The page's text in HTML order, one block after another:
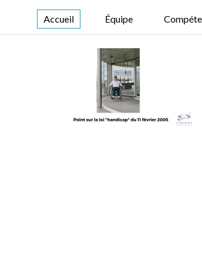
Accueil Équipe